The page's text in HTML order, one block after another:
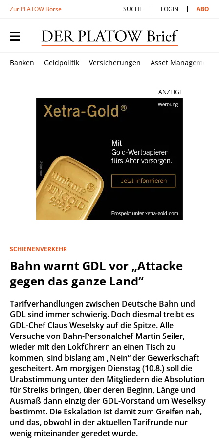
Zur PLATOW Börse SUCHE LOGIN ABO
Banken Geldpolitik Versicherungen Asset Management
ANZEIGE
SCHIENENVERKEHR
Bahn warnt GDL vor „Attacke
gegen das ganze Land“
Tarifverhandlungen zwischen Deutsche Bahn und
GDL sind immer schwierig. Doch diesmal treibt es
GDL-Chef Claus Weselsky auf die Spitze. Alle
Versuche von Bahn-Personalchef Martin Seiler,
wieder mit den Lokführern an einen Tisch zu
kommen, sind bislang am „Nein“ der Gewerkschaft
gescheitert. Am morgigen Dienstag (10.8.) soll die
Urabstimmung unter den Mitgliedern die Absolution
für Streiks bringen, über deren Beginn, Länge und
Ausmaß dann einzig der GDL-Vorstand um Weselksy
bestimmt. Die Eskalation ist damit zum Greifen nah,
und das, obwohl in der aktuellen Tarifrunde nur
wenig miteinander geredet wurde.